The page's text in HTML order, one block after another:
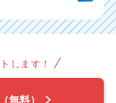
します！
無料）